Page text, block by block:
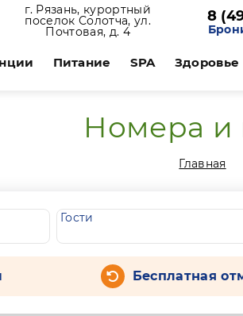
г. Рязань, курортный
поселок Солотча, ул.
Почтовая, д. 4
8
Питание SPA Здоровье
Номера и
Главная
Гости
Бесплатная